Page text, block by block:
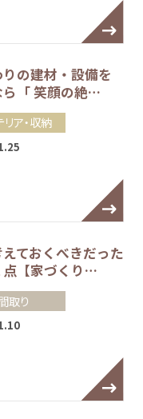
りの建材・設備を
ら「 笑顔の絶…
リア・収納
ておくべきだった
点【家づくり…
取り